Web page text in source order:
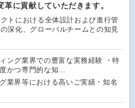
に貢献していただきます。
トにおける全体設計および進行管
深化、グローバルチームとの知見
ング業界での豊富な実務経験 ・特
かつ専門的な知…
業界等における高いご実績・知名